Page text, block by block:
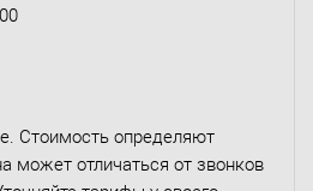
Стоимость определяют
может отличаться от звонков